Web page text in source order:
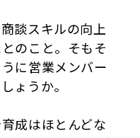
談スキルの向上
のこと。そもそ
に営業メンバー
ょうか。
成はほとんどな